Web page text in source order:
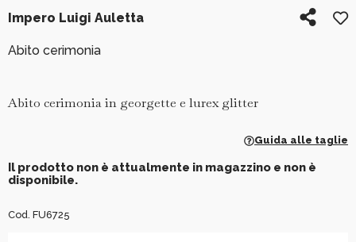
Impero Luigi Auletta
Abito cerimonia
Abito cerimonia in georgette e lurex glitter
Guida alle taglie
Il prodotto non è attualmente in magazzino e non è
disponibile.
Cod. FU6725